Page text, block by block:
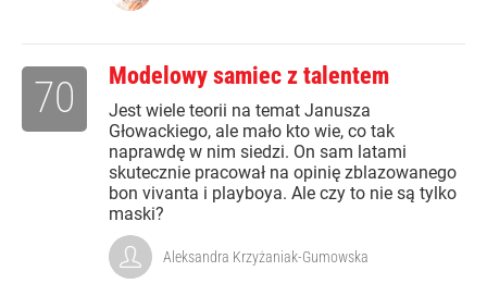
Modelowy samiec z talentem
Jest wiele teorii na temat Janusza
Głowackiego, ale mało kto wie, co tak
naprawdę w nim siedzi. On sam latami
skutecznie pracował na opinię zblazowanego
bon vivanta i playboya. Ale czy to nie są tylko
maski?
70
Aleksandra Krzyżaniak-Gumowska